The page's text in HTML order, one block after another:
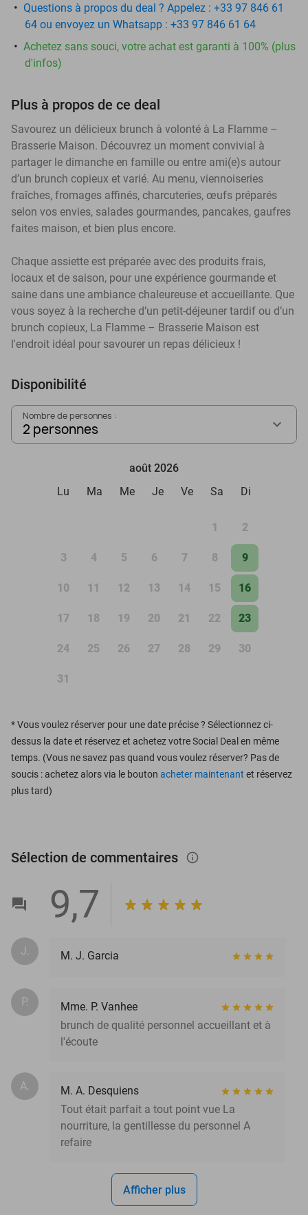
Questions à propos du deal ? Appelez : +33 97 846 61
64 ou envoyez un Whatsapp : +33 97 846 61 64
Achetez sans souci, votre achat est garanti à 100% (plus
d'infos)
Plus à propos de ce deal
Savourez un délicieux brunch à volonté à La Flamme –
Brasserie Maison. Découvrez un moment convivial à
partager le dimanche en famille ou entre ami(e)s autour
d’un brunch copieux et varié. Au menu, viennoiseries
fraîches, fromages affinés, charcuteries, œufs préparés
selon vos envies, salades gourmandes, pancakes, gaufres
faites maison, et bien plus encore.
Chaque assiette est préparée avec des produits frais,
locaux et de saison, pour une expérience gourmande et
saine dans une ambiance chaleureuse et accueillante. Que
vous soyez à la recherche d’un petit-déjeuner tardif ou d’un
brunch copieux, La Flamme – Brasserie Maison est
l'endroit idéal pour savourer un repas délicieux !
Disponibilité
Nombre de personnes :
2 personnes
août 2026
Lu
Ma Me Je Ve Sa Di
1 2
3 4 5 6 7 8 9
10 11 12 13 14 15 16
17 18 19 20 21 22 23
24 25 26 27 28 29 30
31
*Vous voulez réserver pour une date précise ? Sélectionnez ci-
dessus la date et réservez et achetez votre Social Deal en même
temps. (Vous ne savez pas quand vous voulez réserver? Pas de
soucis : achetez alors via le bouton acheter maintenant et réservez
plus tard)
Sélection de commentaires info_outlined
9,7
J. M. J. Garcia
P.
Mme. P. Vanhee
brunch de qualité personnel accueillant et à
l'écoute
A.
M. A. Desquiens
Tout était parfait a tout point vue La
nourriture, la gentillesse du personnel A
refaire
Afficher plus